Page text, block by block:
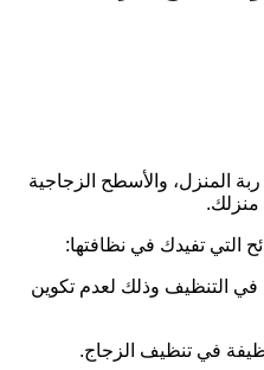
المنزل، والأسطح الزجاجية
تفيدك في نظافتها:
التنظيف وذلك لعدم تكوين
في تنظيف الزجاج.